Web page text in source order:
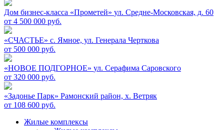
Дом бизнес-класса «Прометей» ул. Средне-Московская, д. 60
от 4 500 000 руб.
«СЧАСТЬЕ» c. Ямное, ул. Генерала Черткова
от 500 000 руб.
«НОВОЕ ПОДГОРНОЕ» ул. Серафима Саровского
от 320 000 руб.
«Задонье Парк» Рамонский район, х. Ветряк
от 108 600 руб.
Жилые комплексы